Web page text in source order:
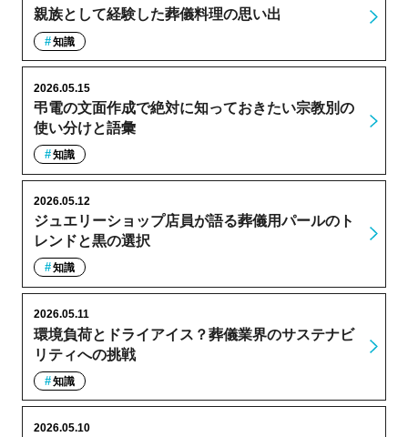
親族として経験した葬儀料理の思い出
知識
弔電の文面作成で絶対に知っておきたい宗教別の
使い分けと語彙
2026.05.15
知識
ジュエリーショップ店員が語る葬儀用パールのト
レンドと黒の選択
2026.05.12
知識
環境負荷とドライアイス？葬儀業界のサステナビ
リティへの挑戦
2026.05.11
知識
2026.05.10